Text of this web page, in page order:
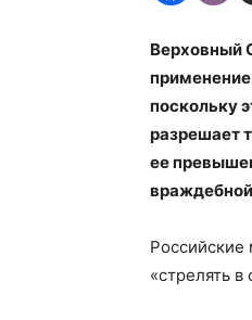
Верховный
поскольку
разрешает
ее
Российские
«стрелять